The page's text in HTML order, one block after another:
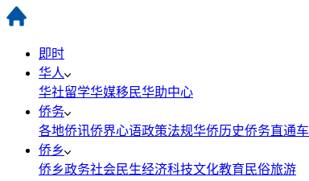
即时
华人
华社留学华媒移民华助中心
侨务
各地侨讯侨界心语政策法规华侨历史侨务直通车
侨乡
侨乡政务社会民生经济科技文化教育 民俗旅游